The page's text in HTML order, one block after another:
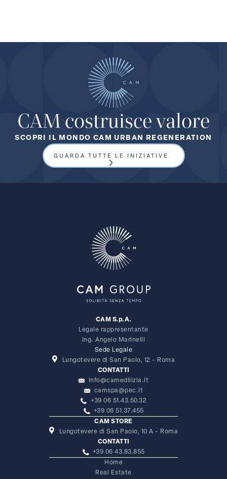
CAM costruisce valore
SCOPRI IL MONDO CAM URBAN REGENERATION
GUARDA TUTTE LE INIZIATIVE
CAM S.p.A.
Legale rappresentante
ing. Angelo Marinelli
Sede Legale
Lungotevere di San Paolo, 12 - Roma
CONTATTI
info@camedilizia.it
camspa@pec.it
+39 06 51.43.50.32
+39 06 51.37.455
CAM STORE
Lungotevere di San Paolo, 10 A - Roma
CONTATTI
+39 06 43.83.855
Home
Real Estate